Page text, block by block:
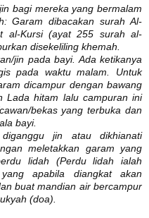
bagi mereka yang bermalam
Garam dibacakan surah Al-
al-Kursi (ayat 255 surah al-
disekeliling khemah.
jin pada bayi. Ada ketikanya
pada waktu malam. Untuk
dicampur dengan bawang
Lada hitam lalu campuran ini
bekas yang terbuka dan
bayi.
jin atau dikhianati
meletakkan garam yang
lidah (Perdu lidah ialah
apabila diangkat akan
buat mandian air bercampur
(doa).